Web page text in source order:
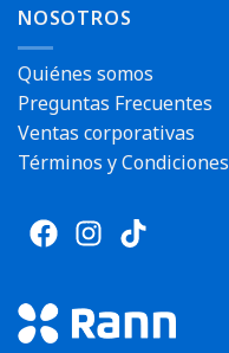
NOSOTROS
Quiénes somos
Preguntas Frecuentes
Ventas corporativas
Términos y Condiciones